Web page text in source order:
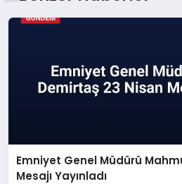
Emniyet Genel Müdürü
Mesajı Yayınladı